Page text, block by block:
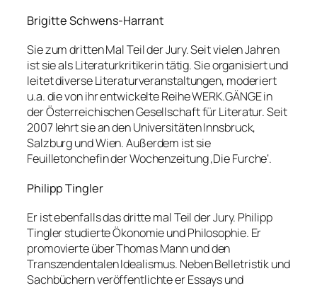
Brigitte Schwens-Harrant
Sie zum dritten Mal Teil der Jury. Seit vielen Jahren
ist sie als Literaturkritikerin tätig. Sie organisiert und
leitet diverse Literaturveranstaltungen, moderiert
u.a. die von ihr entwickelte Reihe WERK.GÄNGE in
der Österreichischen Gesellschaft für Literatur. Seit
2007 lehrt sie an den Universitäten Innsbruck,
Salzburg und Wien. Außerdem ist sie
Feuilletonchefin der Wochenzeitung ‚Die Furche‘.
Philipp Tingler
Er ist ebenfalls das dritte mal Teil der Jury. Philipp
Tingler studierte Ökonomie und Philosophie. Er
promovierte über Thomas Mann und den
Transzendentalen Idealismus. Neben Belletristik und
Sachbüchern veröffentlichte er Essays und